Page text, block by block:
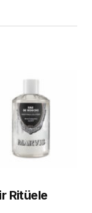
Ritüele